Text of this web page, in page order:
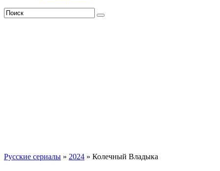
Русские сериалы » 2024 » Колечный Владыка